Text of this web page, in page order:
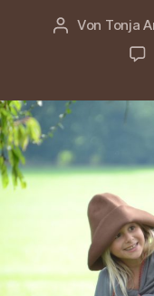
Beitragsautor
Von Tonja